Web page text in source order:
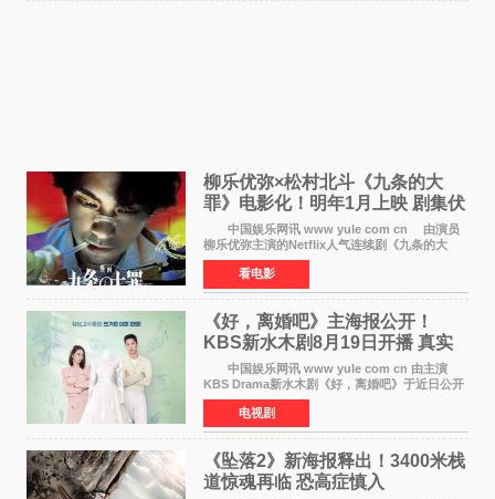
柳乐优弥×松村北斗《九条的大
罪》电影化！明年1月上映 剧集伏
笔将全面揭晓
中国娱乐网讯 www yule com cn 由演员
柳乐优弥主演的Netflix人气连续剧《九条的大
罪》正式宣布改编为电影，将于明年1月8日全国
上映。柳乐优弥与SixTONES松村北斗再度联
手，为观众带来这部
看电影
《好，离婚吧》主海报公开！
KBS新水木剧8月19日开播 真实
离婚体验记来袭
中国娱乐网讯 www yule com cn 由主演
KBS Drama新水木剧《好，离婚吧》于近日公开
主海报，正式进入开播倒计时。 海报中，男
女主角背对背站立，各自望向不同方向，中央的
空白与冷漠的表情
电视剧
《坠落2》新海报释出！3400米栈
道惊魂再临 恐高症慎入